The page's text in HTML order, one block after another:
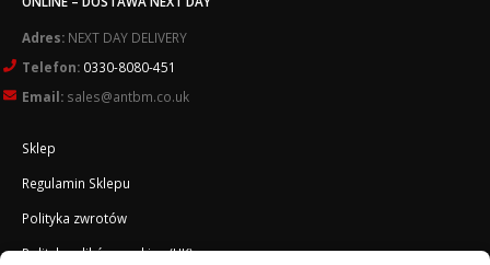
Adres: NEXT DAY DELIVERY
Telefon: 0330-8080-451
Email: sales@antbm.co.uk
Sklep
Regulamin Sklepu
Polityka zwrotów
Polityka plików cookies (UK)